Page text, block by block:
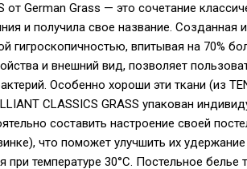
от German Grass — это сочетание
и получила свое название. Созданная
гигроскопичностью, впитывая на 70%
и внешний вид, позволяет
Особенно хороши эти ткани (из
CLASSICS GRASS упакован
составить настроение своей
что поможет улучшить их
температуре 30°С. Постельное